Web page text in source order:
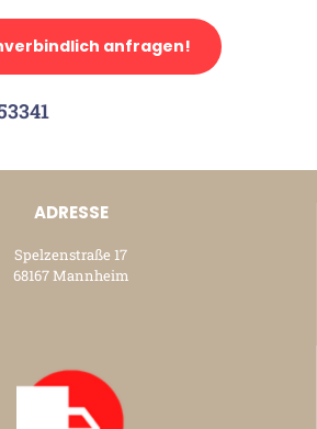
anfragen!
ADRESSE
Spelzenstraße 17
68167 Mannheim